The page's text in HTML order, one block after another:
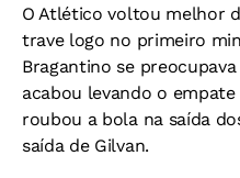
O Atlético voltou melhor
trave logo no primeiro
Bragantino se
acabou levando o empate
roubou a bola na saída
saída de Gilvan.